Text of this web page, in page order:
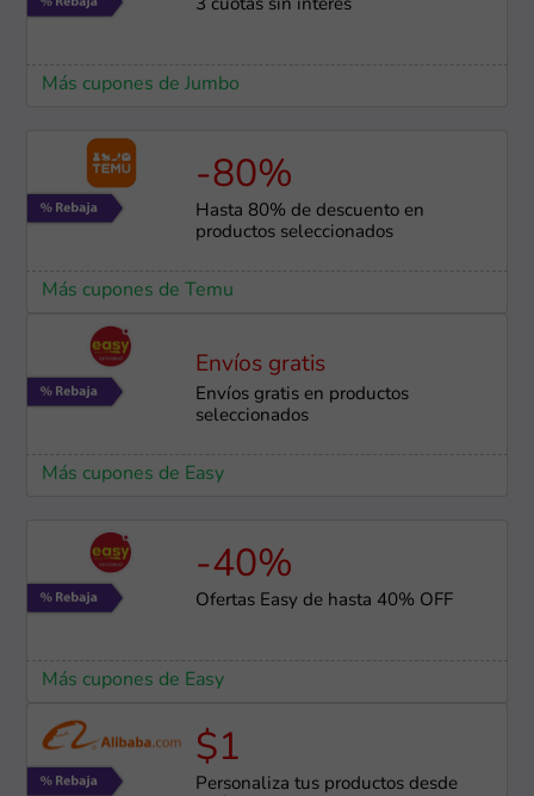
3 cuotas sin interés
Más cupones de Jumbo
-80%
Hasta 80% de descuento en
productos seleccionados
Más cupones de Temu
Envíos gratis
Envíos gratis en productos
seleccionados
Más cupones de Easy
-40%
Ofertas Easy de hasta 40% OFF
Más cupones de Easy
$1
Personaliza tus productos desde